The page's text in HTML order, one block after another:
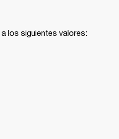
los siguientes valores: